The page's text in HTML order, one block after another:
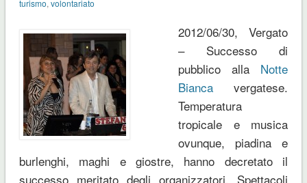
turismo, volontariato
2012/06/30, Vergato
– Successo di
pubblico alla Notte
Biancavergatese.
Temperatura
tropicale e musica
ovunque, piadina e
burlenghi, maghi e giostre, hanno decretato il
successo meritato degli organizzatori. Spettacoli